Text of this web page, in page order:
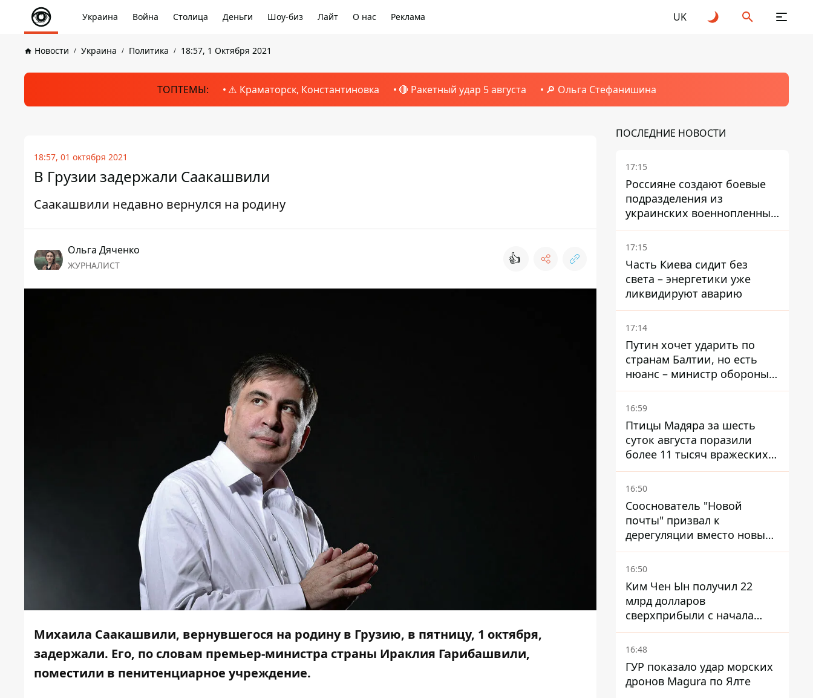
Украина Война Столица Деньги Шоу-биз Лайт О нас Реклама UK
Новости Украина Политика 18:57, 1 Октября 2021
ТОПТЕМЫ: ⚠️ Краматорск, Константиновка 🔴 Ракетный удар 5 августа 🔎 Ольга Стефанишина
18:57, 01 октября 2021
В Грузии задержали Саакашвили
Саакашвили недавно вернулся на родину
Ольга Дяченко
ЖУРНАЛИСТ 👍
Михаила Саакашвили, вернувшегося на родину в Грузию, в пятницу, 1 октября,
задержали. Его, по словам премьер-министра страны Ираклия Гарибашвили,
поместили в пенитенциарное учреждение.
ПОСЛЕДНИЕ НОВОСТИ
17:15
Россияне создают боевые
подразделения из
украинских военнопленных
- ISW
17:15
Часть Киева сидит без
света – энергетики уже
ликвидируют аварию
17:14
Путин хочет ударить по
странам Балтии, но есть
нюанс – министр обороны
Литвы сделал заявление
16:59
Птицы Мадяра за шесть
суток августа поразили
более 11 тысяч вражеских
целей и ликвидировали
около двух тысяч
16:50
Сооснователь "Новой
почты" призвал к
дерегуляции вместо новых
налогов - Гетманцев против
16:50
Ким Чен Ын получил 22
млрд долларов
сверхприбыли с начала
войны в Украине -
Bloomberg
16:48
ГУР показало удар морских
дронов Magura по Ялте